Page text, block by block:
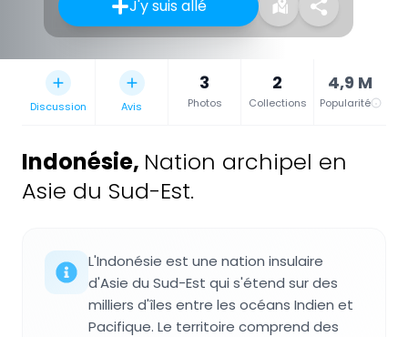
J'y suis allé
Discussion Avis
3
Photos
2
Collections
4,9 M
Popularité
Indonésie, Nation archipel en
Asie du Sud-Est.
L'Indonésie est une nation insulaire
d'Asie du Sud-Est qui s'étend sur des
milliers d'îles entre les océans Indien et
Pacifique. Le territoire comprend des